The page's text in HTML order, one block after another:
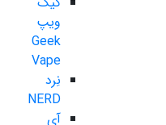
ویپ
Geek
Vape
نِرد
NERD
آی